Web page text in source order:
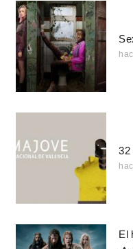
32
El